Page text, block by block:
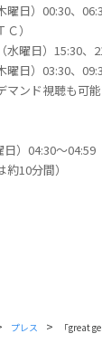
日）00:30、
）
曜日）15:30、
日）03:30、
ンド視聴も可能
）04:30～04:59
約10分間）
プレス > 「great